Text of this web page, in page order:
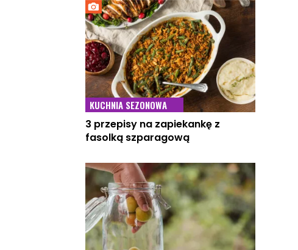
KUCHNIA SEZONOWA
3 przepisy na zapiekankę z
fasolką szparagową